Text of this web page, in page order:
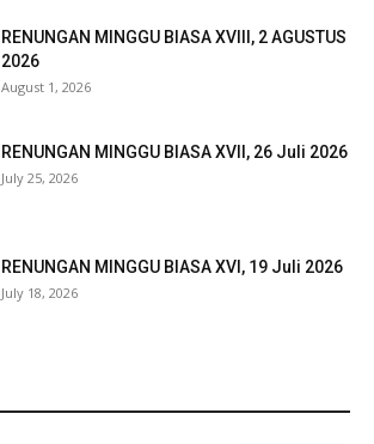
RENUNGAN MINGGU BIASA XVIII, 2 AGUSTUS
2026
August 1, 2026
RENUNGAN MINGGU BIASA XVII, 26 Juli 2026
July 25, 2026
RENUNGAN MINGGU BIASA XVI, 19 Juli 2026
July 18, 2026